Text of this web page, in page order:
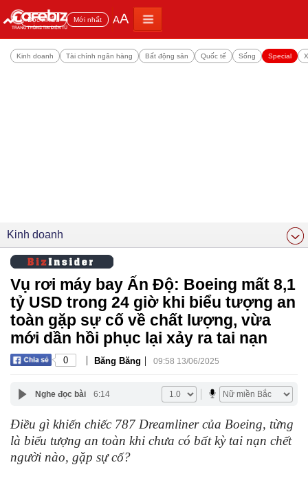
Đọc nhiều Mới nhất AA
Kinh doanh Tài chính ngân hàng Bất động sản Quốc tế Sống Special
Kinh doanh
Vụ rơi máy bay Ấn Độ: Boeing mất 8,1
tỷ USD trong 24 giờ khi biểu tượng an
toàn gặp sự cố về chất lượng, vừa
mới dần hồi phục lại xảy ra tai nạn
0 | Băng Băng | 09:58 13/06/2025
Nghe đọc bài 6:14
Điều gì khiến chiếc 787 Dreamliner của Boeing, từng
là biểu tượng an toàn khi chưa có bất kỳ tai nạn chết
người nào, gặp sự cố?